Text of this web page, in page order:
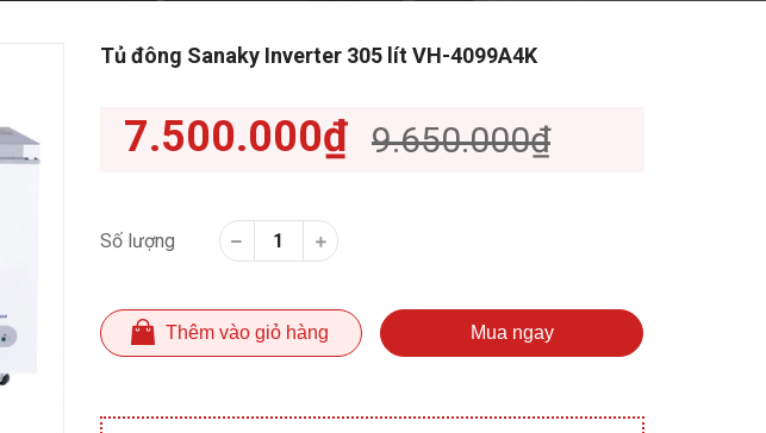
Tủ đông Sanaky Inverter 305 lít VH-4099A4K
7.500.000₫ 9.650.000₫
Số lượng
Thêm vào giỏ hàng Mua ngay